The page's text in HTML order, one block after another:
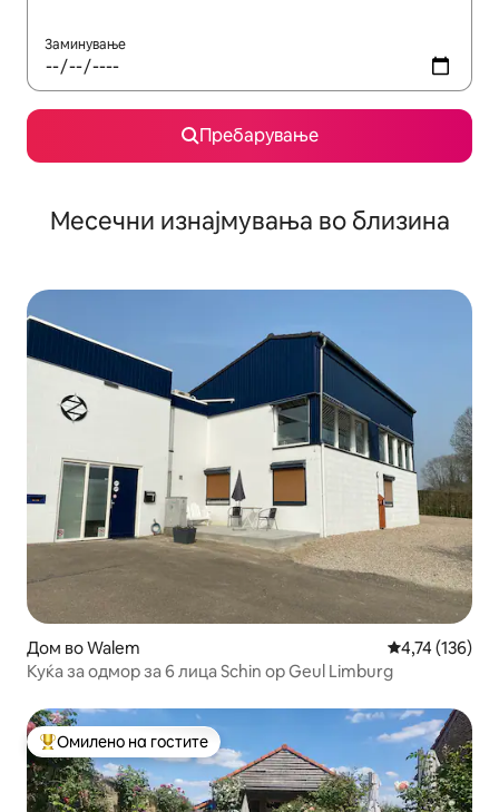
Заминување
Пребарување
Месечни изнајмувања во близина
Дом во Walem Просечна
4,74 (136)
Куќа за одмор за 6 лица Schin op Geul Limburg
Меѓу најуспешните „Омилени на гостите“
Омилено на гостите